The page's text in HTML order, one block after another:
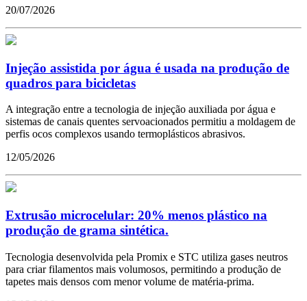
20/07/2026
Injeção assistida por água é usada na produção de
quadros para bicicletas
A integração entre a tecnologia de injeção auxiliada por água e
sistemas de canais quentes servoacionados permitiu a moldagem de
perfis ocos complexos usando termoplásticos abrasivos.
12/05/2026
Extrusão microcelular: 20% menos plástico na
produção de grama sintética.
Tecnologia desenvolvida pela Promix e STC utiliza gases neutros
para criar filamentos mais volumosos, permitindo a produção de
tapetes mais densos com menor volume de matéria-prima.